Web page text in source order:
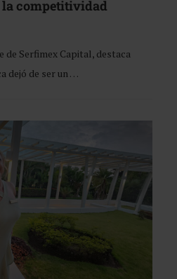
la competitividad
de Serfimex Capital, destaca
dejó de ser un …